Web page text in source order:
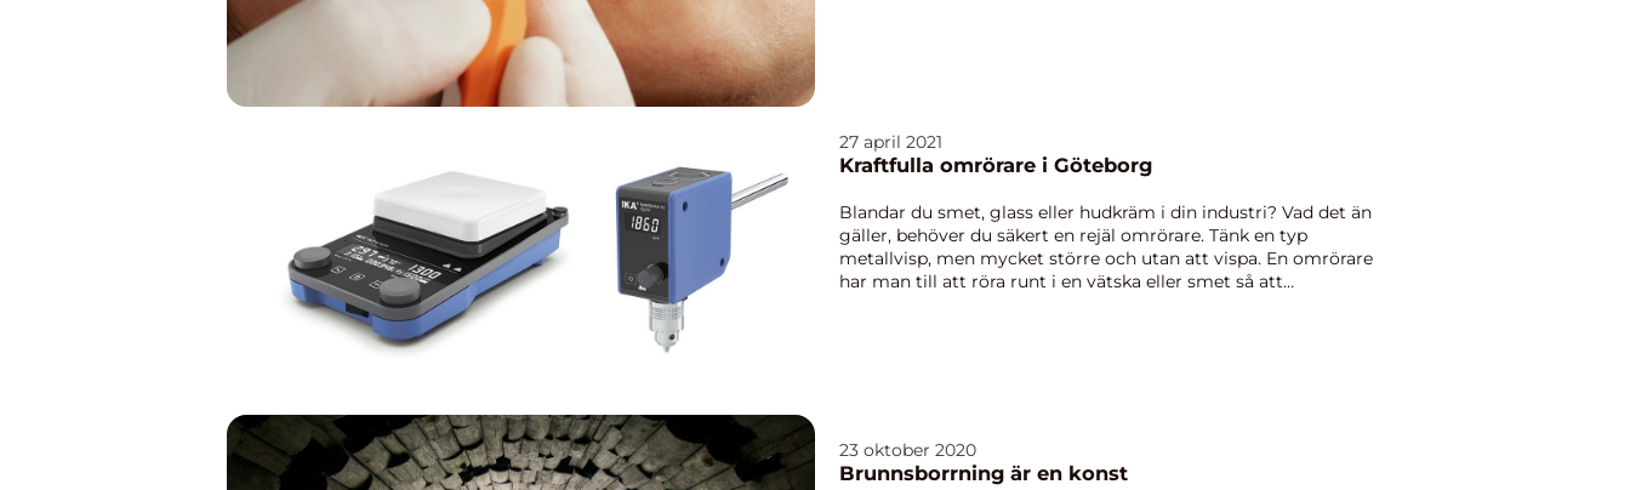
27 april 2021
Kraftfulla omrörare i Göteborg
Blandar du smet, glass eller hudkräm i din industri? Vad det än
gäller, behöver du säkert en rejäl omrörare. Tänk en typ
metallvisp, men mycket större och utan att vispa. En omrörare
har man till att röra runt i en vätska eller smet så att
23 oktober 2020
Brunnsborrning är en konst